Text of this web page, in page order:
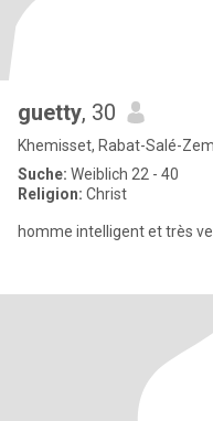
guetty, 30
Khemisset, Rabat-Salé-
Suche: Weiblich 22 - 40
Religion: Christ
homme intelligent et très